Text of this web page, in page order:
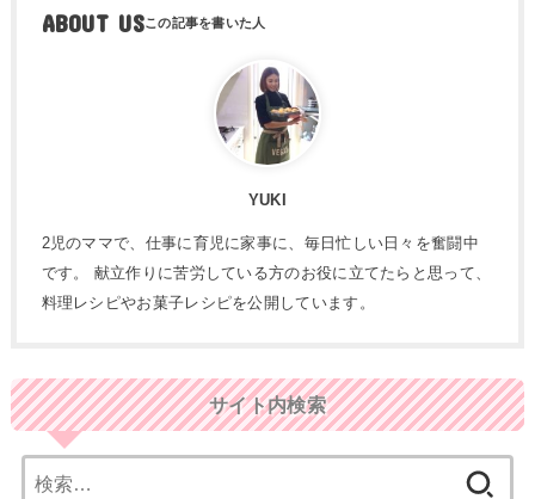
ABOUT US
YUKI
2児のママで、仕事に育児に家事に、毎日忙しい日々を奮闘中
です。 献立作りに苦労している方のお役に立てたらと思って、
料理レシピやお菓子レシピを公開しています。
サイト内検索